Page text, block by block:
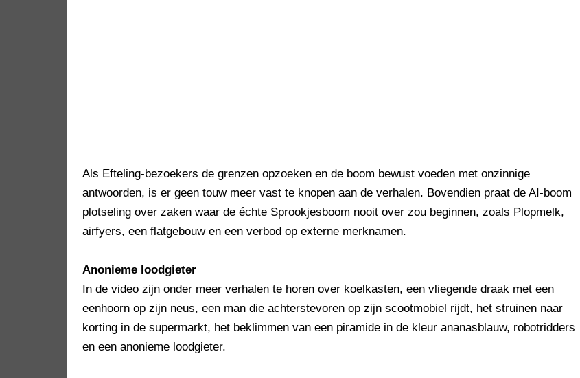
Als Efteling-bezoekers de grenzen opzoeken en de boom bewust voeden met onzinnige
antwoorden, is er geen touw meer vast te knopen aan de verhalen. Bovendien praat de AI-boom
plotseling over zaken waar de échte Sprookjesboom nooit over zou beginnen, zoals Plopmelk,
airfyers, een flatgebouw en een verbod op externe merknamen.
Anonieme loodgieter
In de video zijn onder meer verhalen te horen over koelkasten, een vliegende draak met een
eenhoorn op zijn neus, een man die achterstevoren op zijn scootmobiel rijdt, het struinen naar
korting in de supermarkt, het beklimmen van een piramide in de kleur ananasblauw, robotridders
en een anonieme loodgieter.